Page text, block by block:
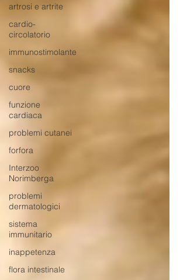
artrosi e artrite
cardio-
circolatorio
immunostimolante
snacks
cuore
funzione
cardiaca
problemi cutanei
forfora
Interzoo
Norimberga
problemi
dermatologici
sistema
immunitario
inappetenza
flora intestinale